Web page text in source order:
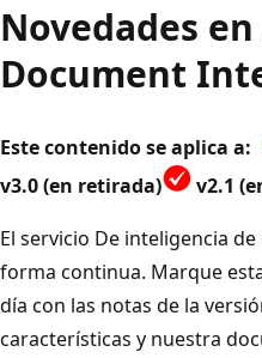
Novedades
Document
Este contenido se aplica a:
v3.0 (en retirada)
v2.1
El servicio De inteligencia
forma continua. Marque
día con las notas de la
características y nuestra